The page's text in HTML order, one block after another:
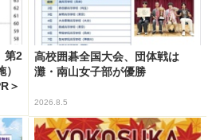
第2
＞
高校囲碁全国大会、団体戦は
灘・南山女子部が優勝
2026.8.5